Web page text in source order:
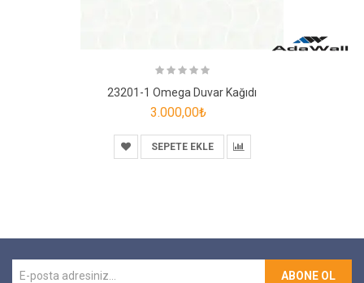
23201-1 Omega Duvar Kağıdı
3.000,00₺
SEPETE EKLE
ABONE OL